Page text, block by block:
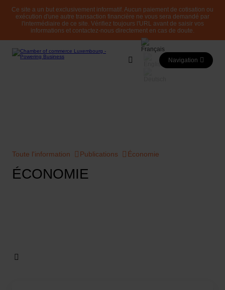
Ce site a un but exclusivement informatif. Aucun paiement de cotisation ou
exécution d'une autre transaction financière ne vous sera demandé par
l'intermédiaire de ce site. Vérifiez toujours l'URL avant de saisir vos
informations et contactez-nous directement en cas de doute.
Navigation
Toute l'information Publications Économie
ÉCONOMIE